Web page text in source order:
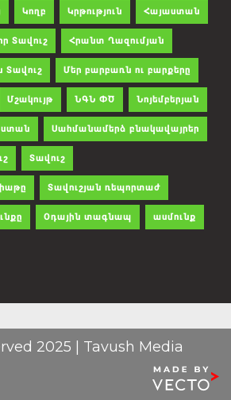
Կողբ Կրթություն Հայաստան
Տավուշ Հրանտ Ղազումյան
Տավուշ Մեր բարբառն ու բարքերը
Մշակույթ ՆԳՆ ՓԾ Նոյեմբերյան
Սահմանամերձ բնակավայրեր
Տավուշ
Տավուշյան ռեպորտաժ
Օդային տագնապ ասմունք
2025 | Tavush Media